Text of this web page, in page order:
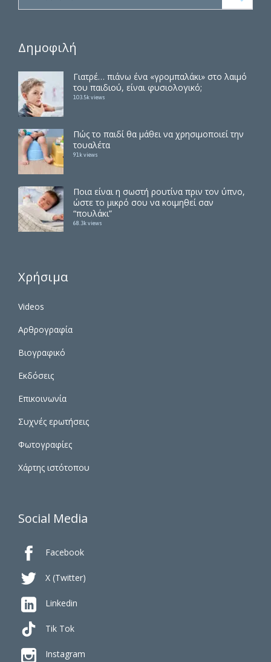
Δημοφιλή
Γιατρέ… πιάνω ένα «γρομπαλάκι» στο λαιμό
του παιδιού, είναι φυσιολογικό;
103.5k views
Πώς το παιδί θα μάθει να χρησιμοποιεί την
τουαλέτα
91k views
Ποια είναι η σωστή ρουτίνα πριν τον ύπνο,
ώστε το μικρό σου να κοιμηθεί σαν
“πουλάκι”
68.3k views
Χρήσιμα
Videos
Αρθρογραφία
Βιογραφικό
Εκδόσεις
Επικοινωνία
Συχνές ερωτήσεις
Φωτογραφίες
Χάρτης ιστότοπου
Social Media
 Facebook
 X (Twitter)
 Linkedin
Tik Tok
 Instagram